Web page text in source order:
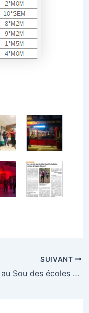
SUIVANT
5ème course au Sou des écoles de Druillat